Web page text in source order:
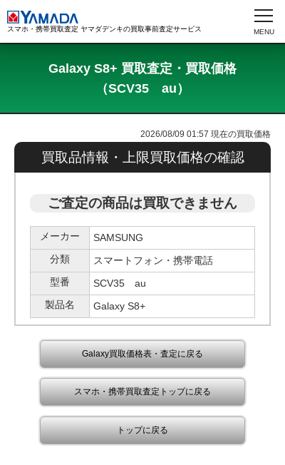
スマホ・携帯買取査定 ヤマダデンキの買取事前査定サービス
Galaxy S8+ 買取査定・買取価格
（SCV35 au）
2026/08/09 01:57 現在の買取価格
買取品情報・上限買取価格の確認
ご査定の商品は買取できません
メーカー
SAMSUNG
分類
スマートフォン・携帯電話
型番
SCV35 au
製品名
Galaxy S8+
Galaxy買取価格表・査定に戻る
スマホ・携帯買取査定トップに戻る
トップに戻る